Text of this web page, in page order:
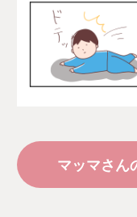
マッマさん